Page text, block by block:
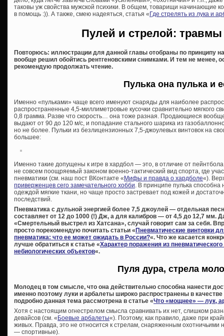
таковы уж свойства мужской психики. В общем, товарищи начинающие
в помощь :)). А также, смею надеяться, статья « Где стрелять из лука и
Пулей и стрелой: травмы
Повторюсь: иллюстрации для данной главы отобраны по принципу
вообще решил обойтись рентгеновскими снимками. И тем не менее,
рекомендую продолжать чтение.
Пулька она пулька и
Именно «пульками» чаще всего именуют снаряды для наиболее
распространенные 4,5-миллиметровые кусочки сравнительно мягкого
0,8 грамма. Разве что скорость… она тоже разная. Продающиеся
выдают от 90 до 120 м/с, и попадание стального шарика из
но не более. Пульки из безлицензионных 7,5-джоулевых винтовок на
большее:
Именно такие допущены к игре в хардбол — это, в отличие от
не совсем поощряемый законом военно-тактический вид спорта, где
пневматики (см. наш пост ВКонтакте «Мифы и правда о хардболе«).
приверженцев сего замечательного хобби. В принципе пулька
одеждой мягкие ткани, но чаще просто застревает под кожей и
последствий.
Пневматика с дульной энергией более 7,5 джоулей — отдельная
составляет от 12 до 1000 (!) Дж, а для калибров — от 4,5 до 12,7 мм.
«Смертельный выстрел из Хатсана», случай говорит сам за себя.
просто порекомендую почитать статьи «Пневматические винтовки
пневматика: что ее может ожидать в России?«. Что же касается
лучше обратиться к статье «Характер поражения из
небиологических объектов«.
Пуля дура, стрела
Молодец в том смысле, что она действительно способна нанести
именно поэтому луки и арбалеты широко распространены в
подробно данная тема рассмотрена в статье «Что «мощнее» — лук,
Хотя с настоящим огнестрелом смысла сравнивать их нет, слишком
девайсов (см. «Боевые арбалеты«). Поэтому, как правило, даже при
живых. Правда, это не относится к стрелам, снаряженным охотничьими
— спортивные).